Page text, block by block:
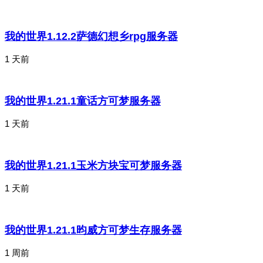
我的世界1.12.2萨德幻想乡rpg服务器
1 天前
我的世界1.21.1童话方可梦服务器
1 天前
我的世界1.21.1玉米方块宝可梦服务器
1 天前
我的世界1.21.1昀威方可梦生存服务器
1 周前